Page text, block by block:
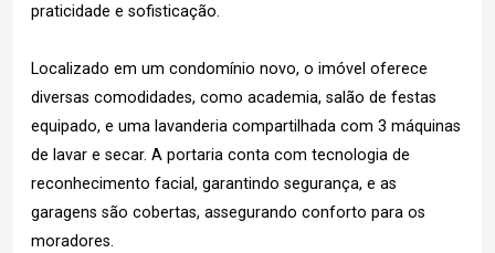
praticidade e sofisticação.
Localizado em um condomínio novo, o imóvel oferece
diversas comodidades, como academia, salão de festas
equipado, e uma lavanderia compartilhada com 3 máquinas
de lavar e secar. A portaria conta com tecnologia de
reconhecimento facial, garantindo segurança, e as
garagens são cobertas, assegurando conforto para os
moradores.